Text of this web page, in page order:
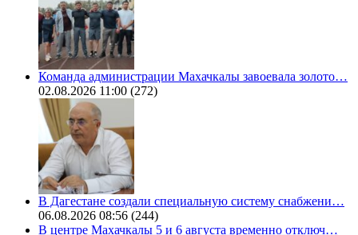
Команда администрации Махачкалы завоевала золото…
02.08.2026 11:00 (272)
В Дагестане создали специальную систему снабжени…
06.08.2026 08:56 (244)
В центре Махачкалы 5 и 6 августа временно отключ…